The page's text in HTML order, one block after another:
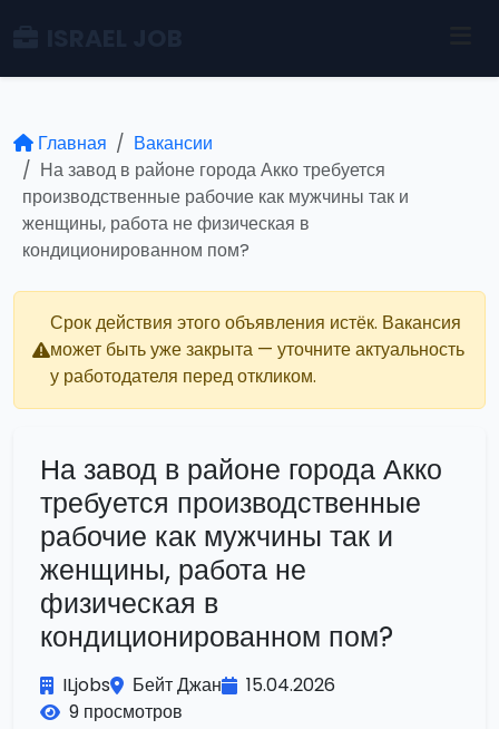
Главная
Вакансии
На завод в районе города Акко требуется
производственные рабочие как мужчины так и
женщины, работа не физическая в
кондиционированном пом?
Срок действия этого объявления истёк. Вакансия
может быть уже закрыта — уточните актуальность
у работодателя перед откликом.
На завод в районе города Акко
требуется производственные
рабочие как мужчины так и
женщины, работа не
физическая в
кондиционированном пом?
ILjobs Бейт Джан
15.04.2026
9 просмотров